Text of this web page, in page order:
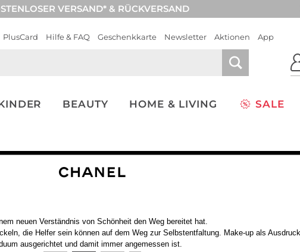
VERSAND* & RÜCKVERSAND
PlusCard Hilfe & FAQ Geschenkkarte Newsletter Aktionen App
BEAUTY HOME & LIVING SALE
neuen Verständnis von Schönheit den Weg bereitet hat.
die Helfer sein können auf dem Weg zur Selbstentfaltung. Make-up als
ausgerichtet und damit immer angemessen ist.